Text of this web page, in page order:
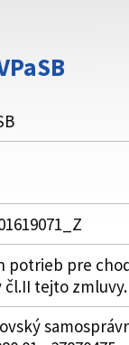
informácie iba
stránka
sídla.
potrieb pre
tejto zmluvy.